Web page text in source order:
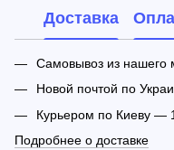
Доставка
Самовывоз из нашего
Новой почтой по
Курьером по Киеву —
Подробнее о доставке